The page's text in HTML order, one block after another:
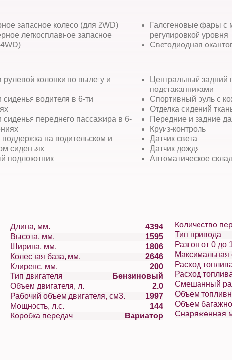
запасное колесо (для 2WD)
легкосплавное запасное
Галогеновые фары с
регулировкой уровня
Светодиодная
рулевой колонки по вылету и
сиденья водителя в 6-ти
сиденья переднего пассажира в 6-
на водительском и
сиденьях
подлокотник
Центральный задний
подстаканниками
Спортивный руль с
Отделка сидений
Передние и задние
Круиз-контроль
Датчик света
Датчик дождя
Автоматическое
Длина, мм.
4394
Высота, мм.
1595
Ширина, мм.
1806
Колесная база, мм.
2646
Клиренс, мм.
200
Тип двигателя
Бензиновый
Объем двигателя, л.
2.0
Рабочий объем двигателя, см3.
1997
Мощность, л.с.
144
Коробка передач
Вариатор
Тип привода
Разгон от 0 до
Расход
Расход
Смешанный